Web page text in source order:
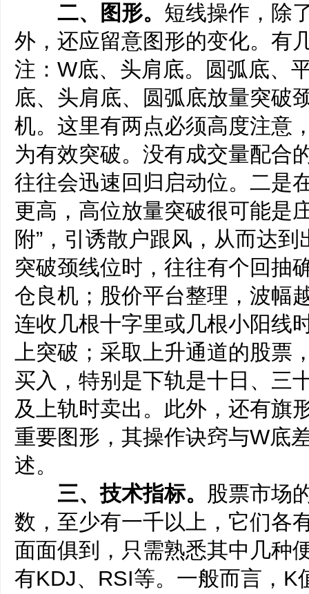
二、图形。 短线操作，除
外，还应留意图形的变化。有
注：W底、头肩底。圆弧底、
底、头肩底、圆弧底放量突破
机。这里有两点必须高度注意
为有效突破。没有成交量配合
往往会迅速回归启动位。二是
更高，高位放量突破很可能是
附”，引诱散户跟风，从而达
突破颈线位时，往往有个回抽
仓良机；股价平台整理，波幅
连收几根十字里或几根小阳线
上突破；采取上升通道的股票
买入，特别是下轨是十日、三
及上轨时卖出。此外，还有旗
重要图形，其操作诀窍与W底
述。
三、技术指标。 股票市场
数，至少有一千以上，它们各
面面俱到，只需熟悉其中几种
有KDJ、RSI等。一般而言，K